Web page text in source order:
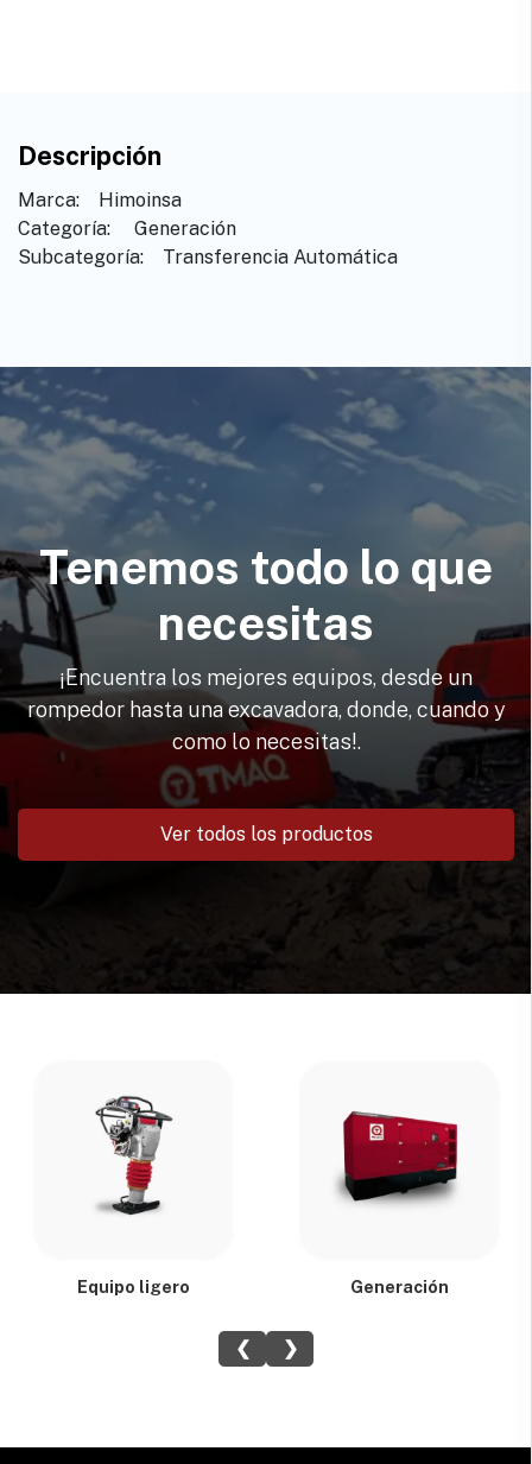
Descripción
Marca: ​ ​ ​Himoinsa
Categoría: ​ ​Generación
Subcategoría: ​ ​Transferencia Automática
Tenemos todo lo que
necesitas
¡Encuentra los mejores equipos, desde un
rompedor hasta una excavadora, donde, cuando y
como lo necesitas!.
Ver todos los productos
Equipo ligero Generación
❮ ❯